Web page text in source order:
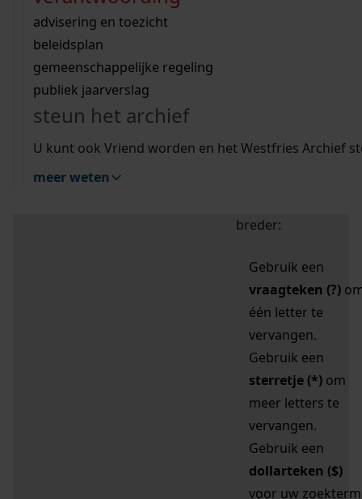
bouwvergunningen
omgevingsvergunningen
vergunningen
beeld en geluid
uitleg nodig?
Wij helpen u op weg met een aantal zoektips.
bekijk alle zoektips
Wij helpen u op weg met een aantal zoektips.
bekijk alle zoektips
bekijk ons geschiedenislokaal
advisering en toezicht
beleidsplan
gemeenschappelijke regeling
publiek jaarverslag
steun het archief
U kunt ook Vriend worden en het Westfries Archief
meer weten
zoektips
Mijn Studiezaal (inloggen)
uw zoekopdracht te
breder:
Gebruik een
vraagteken (?)
één letter te
vervangen.
Gebruik een
sterretje (*) om
meer letters te
vervangen.
Gebruik een
dollarteken ($)
voor uw zoekterm